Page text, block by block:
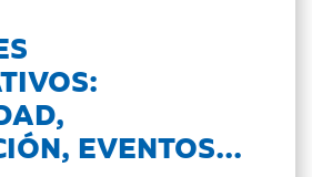
EVENTOS...